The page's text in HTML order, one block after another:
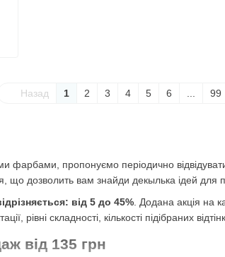
пропонуємо періодично
що дозволить вам знайди декылька ідей для
від 5 до 45% . Додана акція на
рівні складності, кількості підібраних
від 135 грн
Назад 1 2 3 4 5 6 ... 99